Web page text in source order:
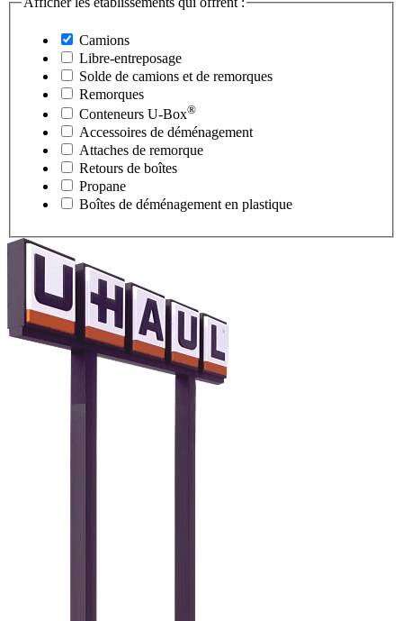
Camions
Libre-entreposage
Solde de camions et de remorques
Remorques
Conteneurs U-Box®
Accessoires de déménagement
Attaches de remorque
Retours de boîtes
Propane
Boîtes de déménagement en plastique